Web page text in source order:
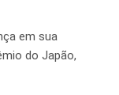
em sua
do Japão,